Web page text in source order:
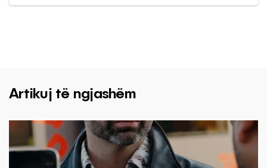
Artikuj të ngjashëm